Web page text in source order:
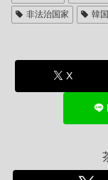
非法治国家
韓国
X